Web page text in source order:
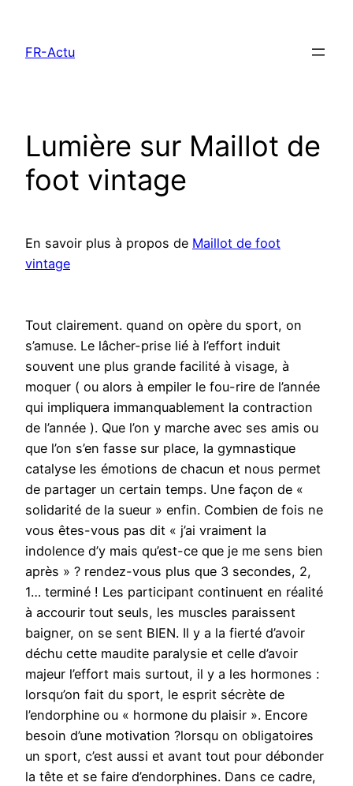
contenu
FR-Actu
Lumière sur Maillot de
foot vintage
En savoir plus à propos de Maillot de foot
vintage
Tout clairement. quand on opère du sport, on
s’amuse. Le lâcher-prise lié à l’effort induit
souvent une plus grande facilité à visage, à
moquer ( ou alors à empiler le fou-rire de l’année
qui impliquera immanquablement la contraction
de l’année ). Que l’on y marche avec ses amis ou
que l’on s’en fasse sur place, la gymnastique
catalyse les émotions de chacun et nous permet
de partager un certain temps. Une façon de «
solidarité de la sueur » enfin. Combien de fois ne
vous êtes-vous pas dit « j’ai vraiment la
indolence d’y mais qu’est-ce que je me sens bien
après » ? rendez-vous plus que 3 secondes, 2,
1… terminé ! Les participant continuent en réalité
à accourir tout seuls, les muscles paraissent
baigner, on se sent BIEN. Il y a la fierté d’avoir
déchu cette maudite paralysie et celle d’avoir
majeur l’effort mais surtout, il y a les hormones :
lorsqu’on fait du sport, le esprit sécrète de
l’endorphine ou « hormone du plaisir ». Encore
besoin d’une motivation ?lorsqu on obligatoires
un sport, c’est aussi et avant tout pour débonder
la tête et se faire d’endorphines. Dans ce cadre,